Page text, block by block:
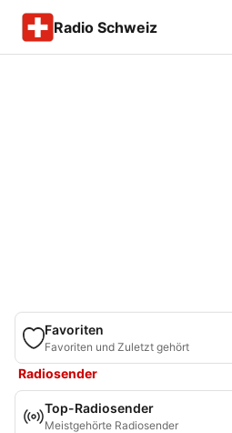
Radio Schweiz
Favoriten
Favoriten und Zuletzt gehört
Radiosender
Top-Radiosender
Meistgehörte Radiosender